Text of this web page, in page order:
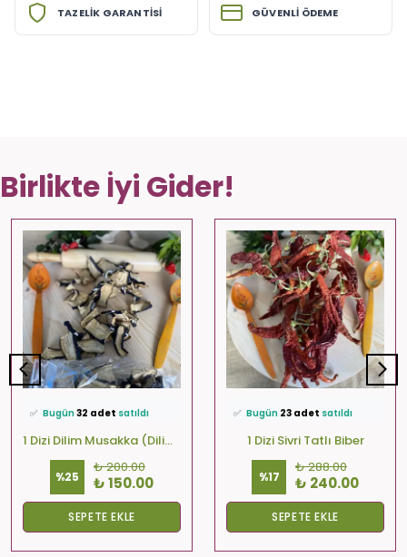
TAZELİK GARANTİSİ GÜVENLİ ÖDEME
Birlikte İyi Gider!
⭐️ Bu ürünü572 kişi favoriledi!
🛒 37 kişisepetine ekledi!
✅ Bugün 32 adet satıldı
yapılıyor! 1 Dizi Dilim Musakka (Dilim-Kare-Yuvarlak)
%25
₺ 200.00
₺ 150.00
SEPETE EKLE
⭐️ Bu ürünü499 kişi favoriledi!
🛒 86 kişisepetine ekledi!
✅ Bugün 23 adet satıldı
1 Dizi Sivri Tatlı Biber
%17
₺ 288.00
₺ 240.00
SEPETE EKLE